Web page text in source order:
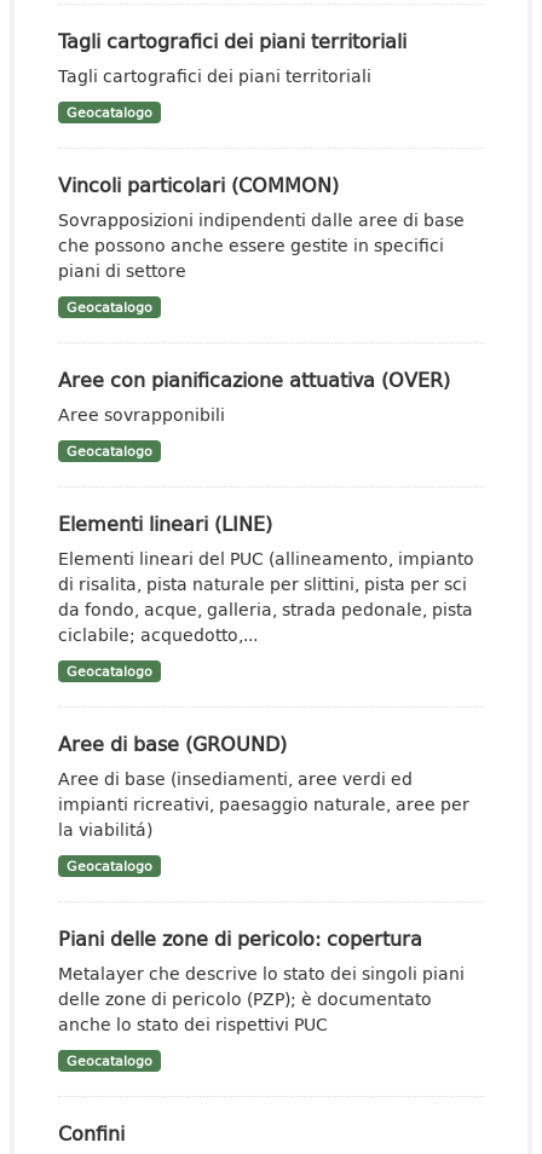
Tagli cartografici dei piani territoriali
Tagli cartografici dei piani territoriali
Geocatalogo
Vincoli particolari (COMMON)
Sovrapposizioni indipendenti dalle aree di base
che possono anche essere gestite in specifici
piani di settore
Geocatalogo
Aree con pianificazione attuativa (OVER)
Aree sovrapponibili
Geocatalogo
Elementi lineari (LINE)
Elementi lineari del PUC (allineamento, impianto
di risalita, pista naturale per slittini, pista per sci
da fondo, acque, galleria, strada pedonale, pista
ciclabile; acquedotto,...
Geocatalogo
Aree di base (GROUND)
Aree di base (insediamenti, aree verdi ed
impianti ricreativi, paesaggio naturale, aree per
la viabilitá)
Geocatalogo
Piani delle zone di pericolo: copertura
Metalayer che descrive lo stato dei singoli piani
delle zone di pericolo (PZP); è documentato
anche lo stato dei rispettivi PUC
Geocatalogo
Confini